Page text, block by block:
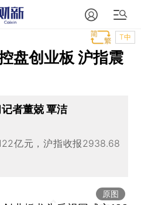
T中
盘创业板 沪指震
者董兢 覃洁
亿元，沪指收报2938.68
原图